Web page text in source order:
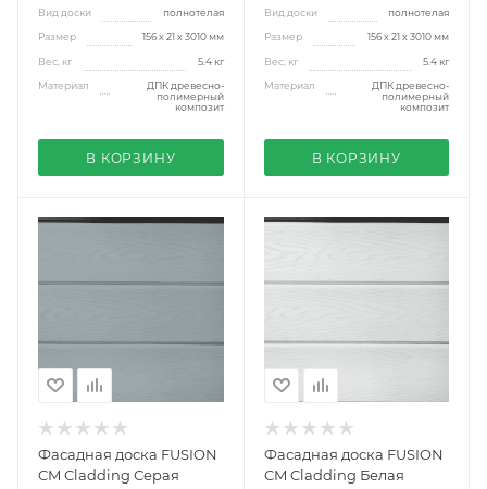
Вид доски
полнотелая
Размер 156 х 21 x 3010 мм
Вес, кг 5.4 кг
Материал
ДПК древесно-
полимерный
композит
В КОРЗИНУ
Вид доски
полнотелая
Размер 156 х 21 x 3010 мм
Вес, кг 5.4 кг
Материал
ДПК древесно-
полимерный
композит
В КОРЗИНУ
Фасадная доска FUSION
CM Cladding Серая
Фасадная доска FUSION
CM Cladding Белая